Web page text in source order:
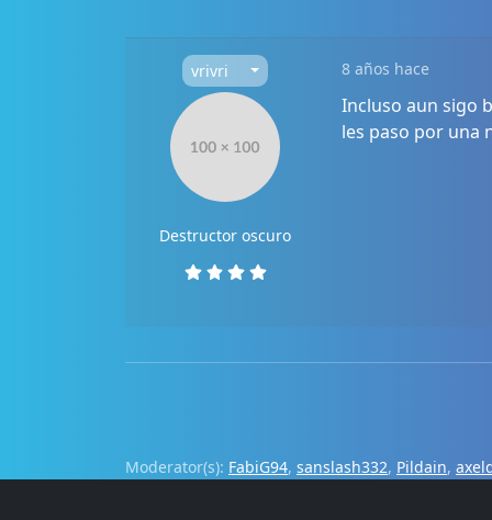
vrivri 8 años hace
Destructor oscuro
Incluso aun sigo
les paso por una
Moderator(s): FabiG94, sanslash332, Pildain,